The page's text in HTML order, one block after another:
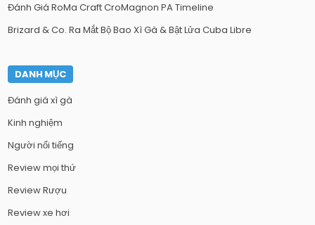
Đánh Giá RoMa Craft CroMagnon PA Timeline
Brizard & Co. Ra Mắt Bộ Bao Xì Gà & Bật Lửa Cuba Libre
DANH MỤC
Đánh giá xì gà
Kinh nghiệm
Người nổi tiếng
Review mọi thứ
Review Rượu
Review xe hơi